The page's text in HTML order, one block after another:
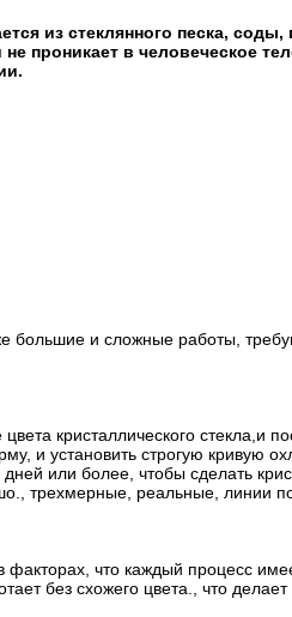
из стеклянного песка,
проникает в человеческое
большие и сложные работы,
кристаллического стекла,и
и установить строгую кривую
или более, чтобы сделать
трехмерные, реальные, линии
факторах, что каждый процесс
без схожего цвета., что делает